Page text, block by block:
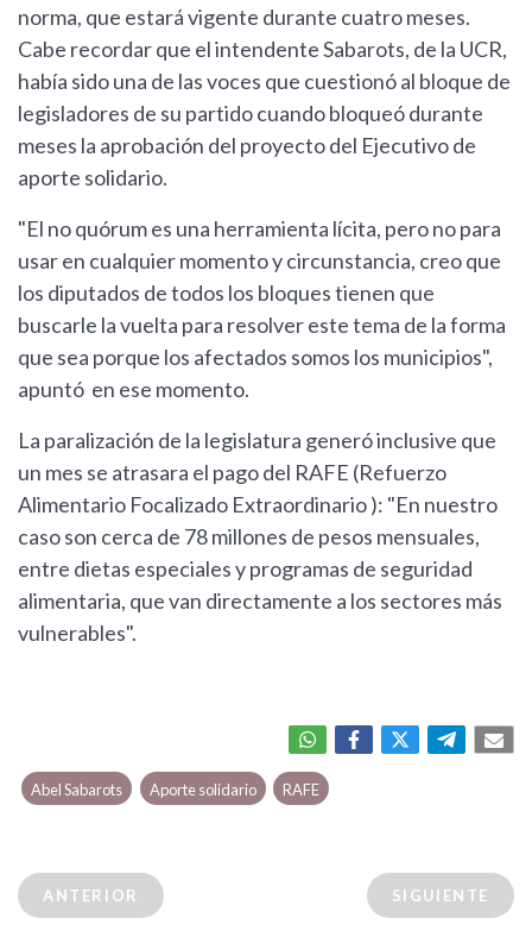
norma, que estará vigente durante cuatro meses.
Cabe recordar que el intendente Sabarots, de la UCR,
había sido una de las voces que cuestionó al bloque de
legisladores de su partido cuando bloqueó durante
meses la aprobación del proyecto del Ejecutivo de
aporte solidario.
"El no quórum es una herramienta lícita, pero no para
usar en cualquier momento y circunstancia, creo que
los diputados de todos los bloques tienen que
buscarle la vuelta para resolver este tema de la forma
que sea porque los afectados somos los municipios",
apuntó en ese momento.
La paralización de la legislatura generó inclusive que
un mes se atrasara el pago del RAFE (Refuerzo
Alimentario Focalizado Extraordinario ): "En nuestro
caso son cerca de 78 millones de pesos mensuales,
entre dietas especiales y programas de seguridad
alimentaria, que van directamente a los sectores más
vulnerables".
Abel Sabarots Aporte solidario RAFE
ANTERIOR SIGUIENTE